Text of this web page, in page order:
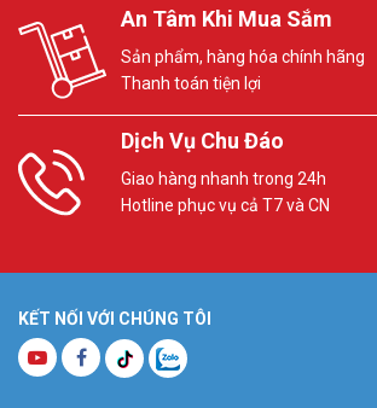
An Tâm Khi Mua Sắm
Sản phẩm, hàng hóa chính hãng
Thanh toán tiện lợi
Dịch Vụ Chu Đáo
Giao hàng nhanh trong 24h
Hotline phục vụ cả T7 và CN
KẾT NỐI VỚI CHÚNG TÔI